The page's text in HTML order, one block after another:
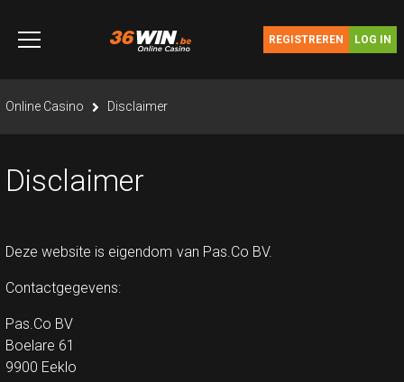
REGISTREREN LOG IN
Online Casino Disclaimer
Disclaimer
Deze website is eigendom van Pas.Co BV.
Contactgegevens:
Pas.Co BV
Boelare 61
9900 Eeklo